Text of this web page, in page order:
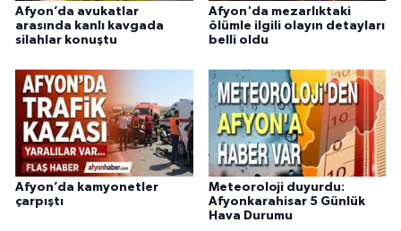
Afyon’da avukatlar
arasında kanlı kavgada
silahlar konuştu
Afyon'da mezarlıktaki
ölümle ilgili olayın detayları
belli oldu
Afyon’da kamyonetler
çarpıştı
Meteoroloji duyurdu:
Afyonkarahisar 5 Günlük
Hava Durumu